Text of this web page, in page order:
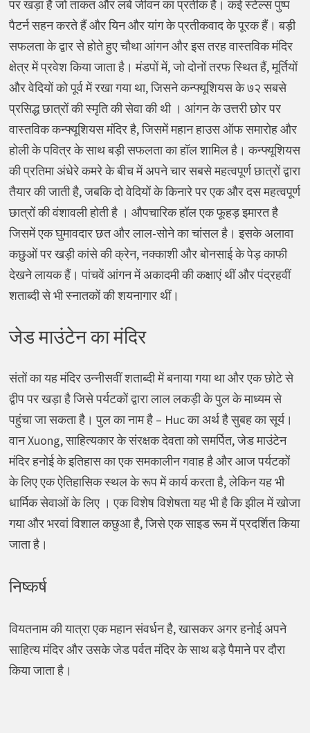
पर खड़ा है जो ताकत और लंबे जीवन का प्रतीक है। कई स्टेल्स पुष्प
पैटर्न सहन करते हैं और यिन और यांग के प्रतीकवाद के पूरक हैं। बड़ी
सफलता के द्वार से होते हुए चौथा आंगन और इस तरह वास्तविक मंदिर
क्षेत्र में प्रवेश किया जाता है। मंडपों में, जो दोनों तरफ स्थित हैं, मूर्तियों
और वेदियों को पूर्व में रखा गया था, जिसने कन्फ्यूशियस के ७२ सबसे
प्रसिद्ध छात्रों की स्मृति की सेवा की थी । आंगन के उत्तरी छोर पर
वास्तविक कन्फ्यूशियस मंदिर है, जिसमें महान हाउस ऑफ समारोह और
होली के पवित्र के साथ बड़ी सफलता का हॉल शामिल है। कन्फ्यूशियस
की प्रतिमा अंधेरे कमरे के बीच में अपने चार सबसे महत्वपूर्ण छात्रों द्वारा
तैयार की जाती है, जबकि दो वेदियों के किनारे पर एक और दस महत्वपूर्ण
छात्रों की वंशावली होती है । औपचारिक हॉल एक फूहड़ इमारत है
जिसमें एक घुमावदार छत और लाल-सोने का चांसल है। इसके अलावा
कछुओं पर खड़ी कांसे की क्रेन, नक्काशी और बोनसाई के पेड़ काफी
देखने लायक हैं। पांचवें आंगन में अकादमी की कक्षाएं थीं और पंद्रहवीं
शताब्दी से भी स्नातकों की शयनागार थीं।
जेड माउंटेन का मंदिर
संतों का यह मंदिर उन्नीसवीं शताब्दी में बनाया गया था और एक छोटे से
द्वीप पर खड़ा है जिसे पर्यटकों द्वारा लाल लकड़ी के पुल के माध्यम से
पहुंचा जा सकता है। पुल का नाम है – Huc का अर्थ है सुबह का सूर्य।
वान Xuong, साहित्यकार के संरक्षक देवता को समर्पित, जेड माउंटेन
मंदिर हनोई के इतिहास का एक समकालीन गवाह है और आज पर्यटकों
के लिए एक ऐतिहासिक स्थल के रूप में कार्य करता है, लेकिन यह भी
धार्मिक सेवाओं के लिए । एक विशेष विशेषता यह भी है कि झील में खोजा
गया और भरवां विशाल कछुआ है, जिसे एक साइड रूम में प्रदर्शित किया
जाता है।
निष्कर्ष
वियतनाम की यात्रा एक महान संवर्धन है, खासकर अगर हनोई अपने
साहित्य मंदिर और उसके जेड पर्वत मंदिर के साथ बड़े पैमाने पर दौरा
किया जाता है।